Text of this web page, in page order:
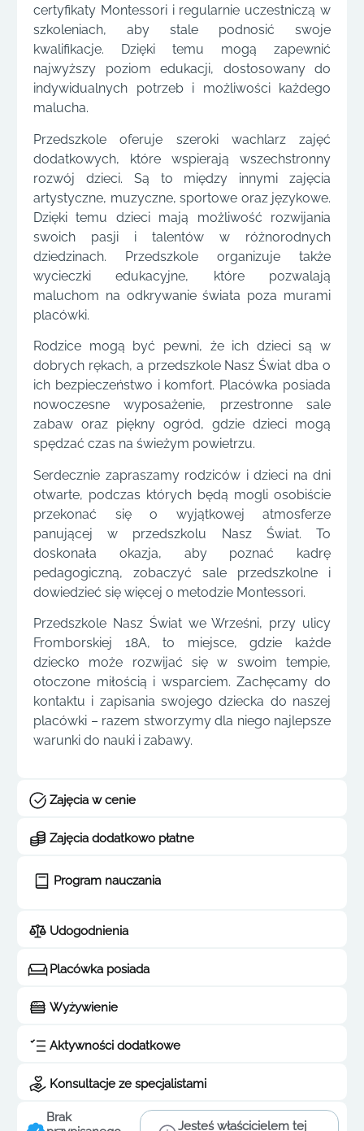
certyfikaty Montessori i regularnie uczestniczą w
szkoleniach, aby stale podnosić swoje
kwalifikacje. Dzięki temu mogą zapewnić
najwyższy poziom edukacji, dostosowany do
indywidualnych potrzeb i możliwości każdego
malucha.
Przedszkole oferuje szeroki wachlarz zajęć
dodatkowych, które wspierają wszechstronny
rozwój dzieci. Są to między innymi zajęcia
artystyczne, muzyczne, sportowe oraz językowe.
Dzięki temu dzieci mają możliwość rozwijania
swoich pasji i talentów w różnorodnych
dziedzinach. Przedszkole organizuje także
wycieczki edukacyjne, które pozwalają
maluchom na odkrywanie świata poza murami
placówki.
Rodzice mogą być pewni, że ich dzieci są w
dobrych rękach, a przedszkole Nasz Świat dba o
ich bezpieczeństwo i komfort. Placówka posiada
nowoczesne wyposażenie, przestronne sale
zabaw oraz piękny ogród, gdzie dzieci mogą
spędzać czas na świeżym powietrzu.
Serdecznie zapraszamy rodziców i dzieci na dni
otwarte, podczas których będą mogli osobiście
przekonać się o wyjątkowej atmosferze
panującej w przedszkolu Nasz Świat. To
doskonała okazja, aby poznać kadrę
pedagogiczną, zobaczyć sale przedszkolne i
dowiedzieć się więcej o metodzie Montessori.
Przedszkole Nasz Świat we Wrześni, przy ulicy
Fromborskiej 18A, to miejsce, gdzie każde
dziecko może rozwijać się w swoim tempie,
otoczone miłością i wsparciem. Zachęcamy do
kontaktu i zapisania swojego dziecka do naszej
placówki – razem stworzymy dla niego najlepsze
warunki do nauki i zabawy.
Zajęcia w cenie
Zajęcia dodatkowo płatne
Program nauczania
Udogodnienia
Placówka posiada
Wyżywienie
Aktywności dodatkowe
Konsultacje ze specjalistami
Brak
Jesteś właścicielem tej